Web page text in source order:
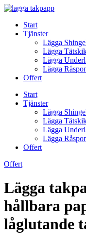
Skip
contentStart
Tjänster
Lägga
Lägga
Lägga
Lägga
Offert
Start
Tjänster
Lägga
Lägga
Lägga
Lägga
Offert
Offert
Lägga
hållbara
låglutande